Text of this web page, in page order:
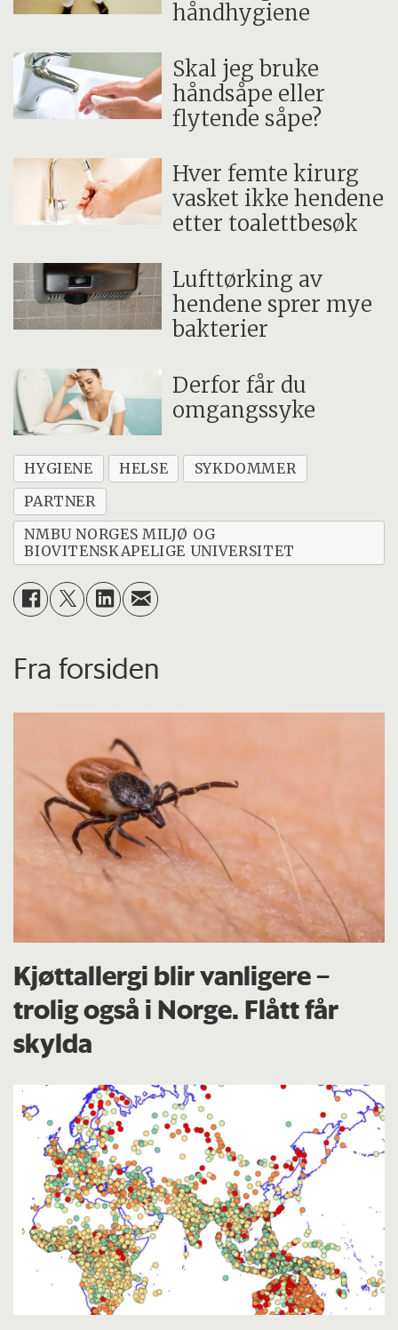
håndhygiene
Skal jeg bruke
håndsåpe eller
flytende såpe?
Hver femte kirurg
vasket ikke hendene
etter toalettbesøk
Lufttørking av
hendene sprer mye
bakterier
Derfor får du
omgangssyke
HYGIENE HELSE
SYKDOMMER
PARTNER
NMBU NORGES MILJØ OG
BIOVITENSKAPELIGE UNIVERSITET
Fra forsiden
Kjøttallergi blir vanligere –
trolig også i Norge. Flått får
skylda